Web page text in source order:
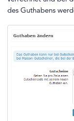
des Guthabens